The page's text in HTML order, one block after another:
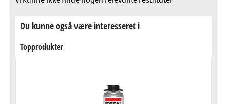
Du kunne også være interesseret i
Topprodukter